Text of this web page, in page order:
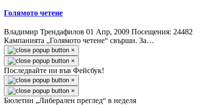
Голямото четене
Владимир Трендафилов 01 Апр, 2009 Посещения: 24482
Кампанията „Голямото четене“ свърши. За…
×
×
Последвайте ни във Фейсбук!
×
×
Бюлетин „Либерален преглед“ в неделя